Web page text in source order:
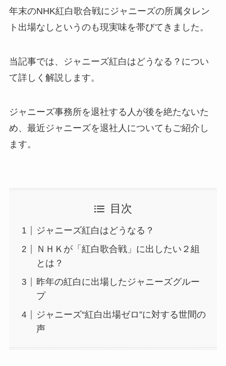
年末のNHK紅白歌合戦にジャニーズの所属タレン
ト出場なしというのも現実味を帯びてきました。
当記事では、ジャニーズ紅白はどうなる？につい
て詳しく解説します。
ジャニーズ事務所を退社する人が後を絶たないた
め、最近ジャニーズを退社人についてもご紹介し
ます。
目次
ジャニーズ紅白はどうなる？
ＮＨＫが「紅白歌合戦」に出したい２組
とは？
昨年の紅白に出場したジャニーズグルー
プ
ジャニーズ“紅白出場ゼロ”に対する世間の
声